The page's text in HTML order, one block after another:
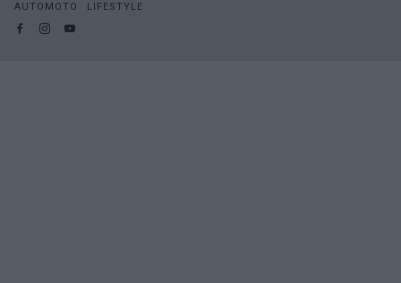
AUTOMOTO
LIFESTYLE